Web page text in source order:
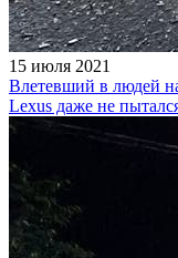
15 июля 2021
Влетевший в людей
Lexus даже не